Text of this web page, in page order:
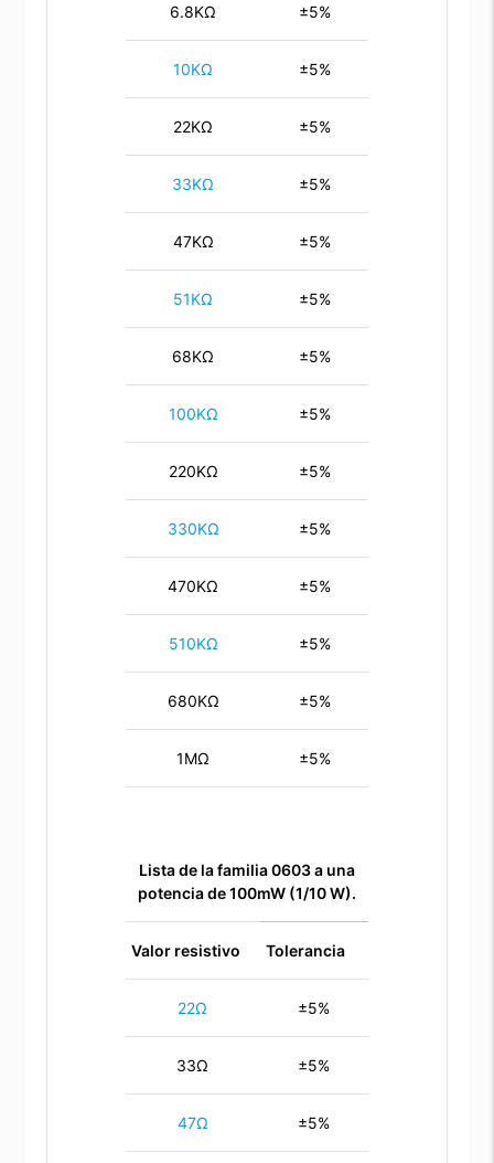
6.8KΩ ±5%
10KΩ ±5%
22KΩ ±5%
33KΩ ±5%
47KΩ ±5%
51KΩ ±5%
68KΩ ±5%
100KΩ ±5%
220KΩ ±5%
330KΩ ±5%
470KΩ ±5%
510KΩ ±5%
680KΩ ±5%
1MΩ ±5%
Lista de la familia 0603 a una
potencia de 100mW (1/10 W).
Valor resistivo Tolerancia
22Ω ±5%
33Ω ±5%
47Ω ±5%